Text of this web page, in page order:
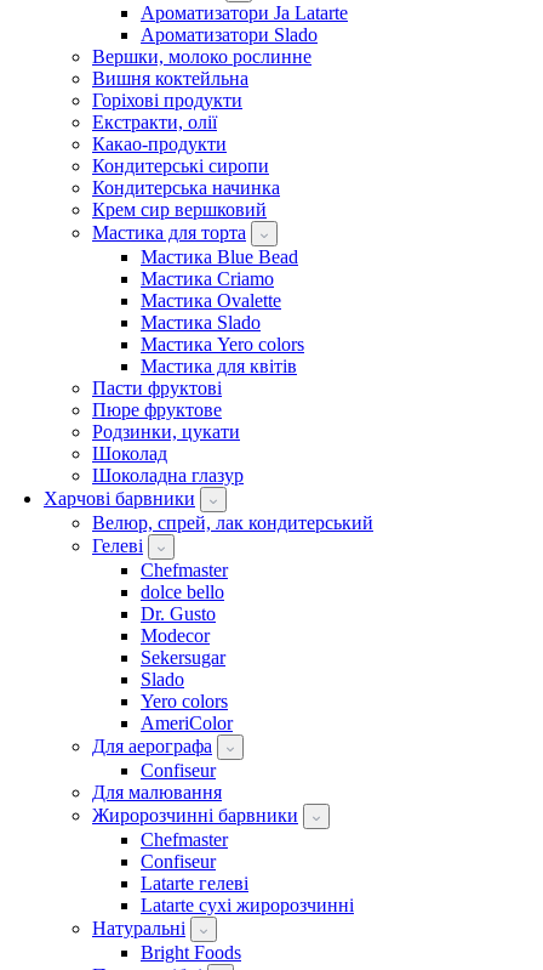
Ароматизатори Ja Latarte
Ароматизатори Slado
Вершки, молоко рослинне
Вишня коктейльна
Горіхові продукти
Екстракти, олії
Какао-продукти
Кондитерські сиропи
Кондитерська начинка
Крем сир вершковий
Мастика для торта
Мастика Blue Bead
Мастика Criamo
Мастика Ovalette
Мастика Slado
Мастика Yero colors
Мастика для квітів
Пасти фруктові
Пюре фруктове
Родзинки, цукати
Шоколад
Шоколадна глазур
Харчові барвники
Велюр, спрей, лак кондитерський
Гелеві
Chefmaster
dolce bello
Dr. Gusto
Modecor
Sekersugar
Slado
Yero colors
AmeriColor
Для аерографа
Confiseur
Для малювання
Жиророзчинні барвники
Chefmaster
Confiseur
Latarte гелеві
Latarte сухі жиророзчинні
Натуральні
Bright Foods